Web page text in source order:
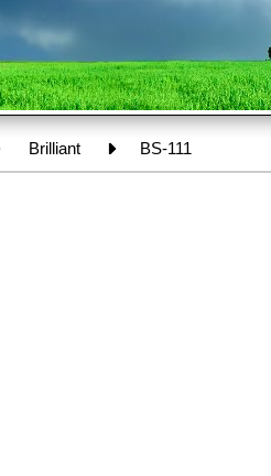
Brilliant BS-111